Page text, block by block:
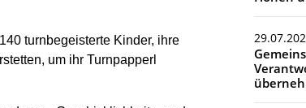
turnbegeisterte Kinder, ihre
um ihr Turnpapperl